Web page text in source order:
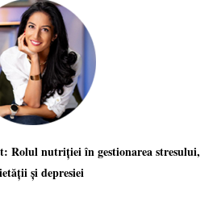
Rolul nutriției în gestionarea stresului,
și depresiei